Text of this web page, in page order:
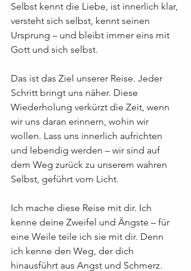
Selbst kennt die Liebe, ist innerlich klar,
versteht sich selbst, kennt seinen
Ursprung – und bleibt immer eins mit
Gott und sich selbst.
Das ist das Ziel unserer Reise. Jeder
Schritt bringt uns näher. Diese
Wiederholung verkürzt die Zeit, wenn
wir uns daran erinnern, wohin wir
wollen. Lass uns innerlich aufrichten
und lebendig werden – wir sind auf
dem Weg zurück zu unserem wahren
Selbst, geführt vom Licht.
Ich mache diese Reise mit dir. Ich
kenne deine Zweifel und Ängste – für
eine Weile teile ich sie mit dir. Denn
ich kenne den Weg, der dich
hinausführt aus Angst und Schmerz.